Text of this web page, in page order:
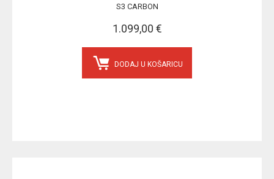
S3 CARBON
1.099,00 €
DODAJ U KOŠARICU